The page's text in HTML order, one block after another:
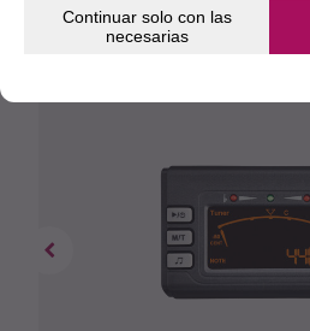
Continuar solo con las
necesarias